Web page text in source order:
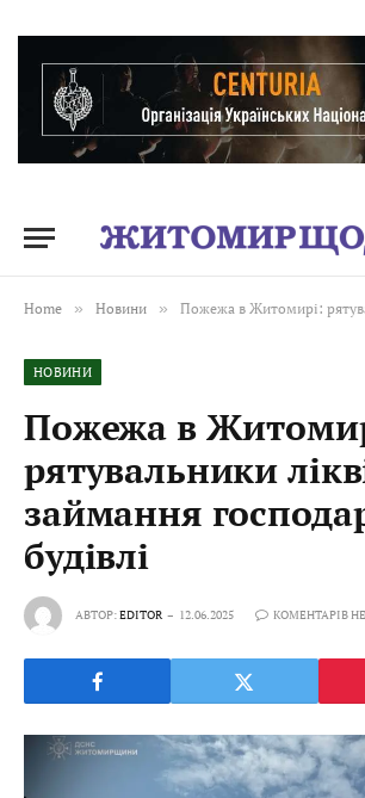
Home » Новини » Пожежа в Житомирі: рятувальники
НОВИНИ
Пожежа в
рятувальники
займання
будівлі
АВТОР:EDITOR 12.06.2025 КОМЕНТАРІВ